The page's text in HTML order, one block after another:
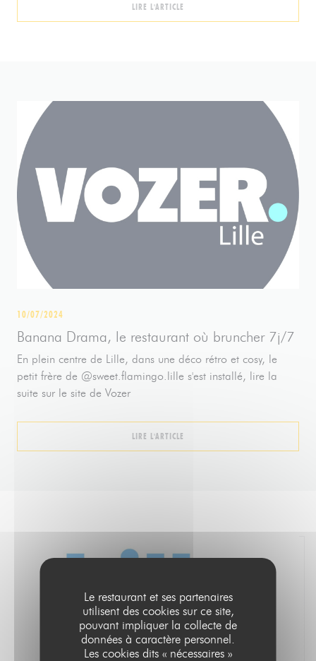
Le restaurant et ses partenaires
utilisent des cookies sur ce site,
pouvant impliquer la collecte de
données à caractère personnel.
Les cookies dits « nécessaires »
LIRE L'ARTICLE
Banana Drama, le restaurant où bruncher 7j/7
10/07/2024
En plein centre de Lille, dans une déco rétro et cosy, le
petit frère de @sweet.flamingo.lille s'est installé, lire la
suite sur le site de Vozer
LIRE L'ARTICLE